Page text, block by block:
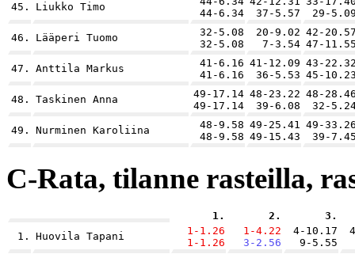
45. Liukko Timo
44-6.34
37-5.57
29-
46. Lääperi Tuomo
32-5.08
32-5.08
20-9.02
7-3.54
42-
47-
47. Anttila Markus
41-6.16
41-6.16
41-12.09
36-5.53
43-
45-
48. Taskinen Anna
49-17.14
49-17.14
48-23.22
39-6.08
48-
32-
49. Nurminen Karoliina
48-9.58
48-9.58
49-25.41
49-15.43
49-
39-
C-Rata, tilanne rasteilla,
1. 2.
3.
1.
Huovila Tapani
1-1.26
1-1.26
1-4.22
3-2.56
4-10.17
9-5.55